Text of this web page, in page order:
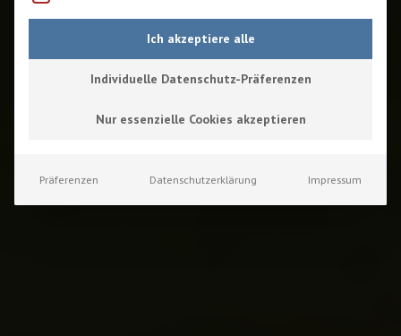
Ich akzeptiere alle
Individuelle Datenschutz-Präferenzen
Nur essenzielle Cookies akzeptieren
Präferenzen Datenschutzerklärung Impressum